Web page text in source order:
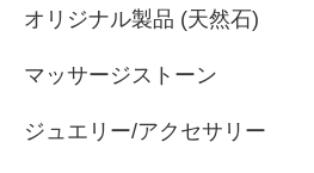
オリジナル製品 (天然石)
マッサージストーン
ジュエリー/アクセサリー